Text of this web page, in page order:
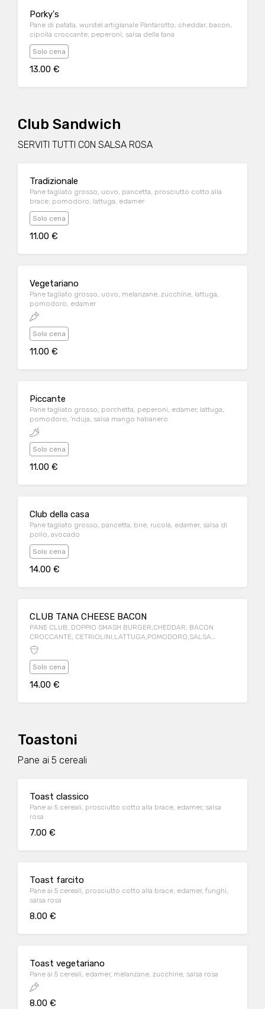
Porky's
Pane di patata, wurstel artigianale Pantarotto, cheddar, bacon,
cipolla croccante, peperoni, salsa della tana
Solo cena
13.00 €
Club Sandwich
SERVITI TUTTI CON SALSA ROSA
Tradizionale
Pane tagliato grosso, uovo, pancetta, prosciutto cotto alla
brace, pomodoro, lattuga, edamer
Solo cena
11.00 €
Vegetariano
Pane tagliato grosso, uovo, melanzane, zucchine, lattuga,
pomodoro, edamer
Solo cena
11.00 €
Piccante
Pane tagliato grosso, porchetta, peperoni, edamer, lattuga,
pomodoro, 'nduja, salsa mango habanero
Solo cena
11.00 €
Club della casa
Pane tagliato grosso, pancetta, brie, rucola, edamer, salsa di
pollo, avocado
Solo cena
14.00 €
CLUB TANA CHEESE BACON
PANE CLUB, DOPPIO SMASH BURGER,CHEDDAR, BACON
CROCCANTE, CETRIOLINI,LATTUGA,POMODORO,SALSA
BURGER
Solo cena
14.00 €
Toastoni
Pane ai 5 cereali
Toast classico
Pane ai 5 cereali, prosciutto cotto alla brace, edamer, salsa
rosa
7.00 €
Toast farcito
Pane ai 5 cereali, prosciutto cotto alla brace, edamer, funghi,
salsa rosa
8.00 €
Toast vegetariano
Pane ai 5 cereali, edamer, melanzane, zucchine, salsa rosa
8.00 €